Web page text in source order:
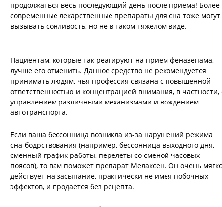
продолжаться весь последующий день после приема! Более
современные лекарственные препараты для сна тоже могут
вызывать сонливость, но не в таком тяжелом виде.
Пациентам, которые так реагируют на прием феназепама,
лучше его отменить. Данное средство не рекомендуется
принимать людям, чья профессия связана с повышенной
ответственностью и концентрацией внимания, в частности,
управлением различными механизмами и вождением
автотранспорта.
Если ваша бессонница возникла из-за нарушений режима
сна-бодрствования (например, бессонница выходного дня,
сменный график работы, перелеты со сменой часовых
поясов), то вам поможет препарат Мелаксен. Он очень мягко
действует на засыпание, практически не имея побочных
эффектов, и продается без рецепта.